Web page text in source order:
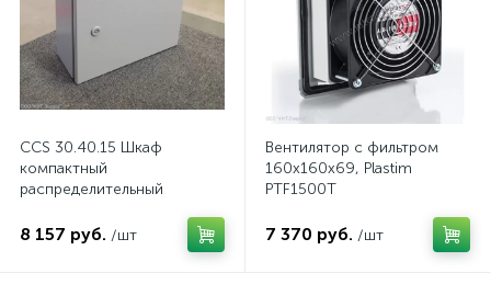
CCS 30.40.15 Шкаф
компактный
распределительный
8 157 руб. /шт
Вентилятор с фильтром
160x160x69, Plastim
PTF1500T
7 370 руб. /шт